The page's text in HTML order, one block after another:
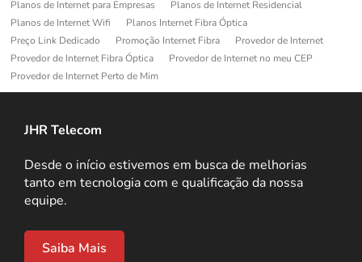
Planos de Internet para Empresas
Planos de Internet Residencial
Planos de Internet Wifi
Planos Internet Fibra Óptica
Preço Link Dedicado
Promoção Internet Fibra
Provedor de Internet
Provedor de Internet Fibra Óptica
Provedor de Internet no meu CEP
Provedor de Internet Perto de Mim
JHR Telecom
Desde o início estivemos em busca de melhorias
tanto em tecnologia com e qualificação da nossa
equipe.
Saiba Mais